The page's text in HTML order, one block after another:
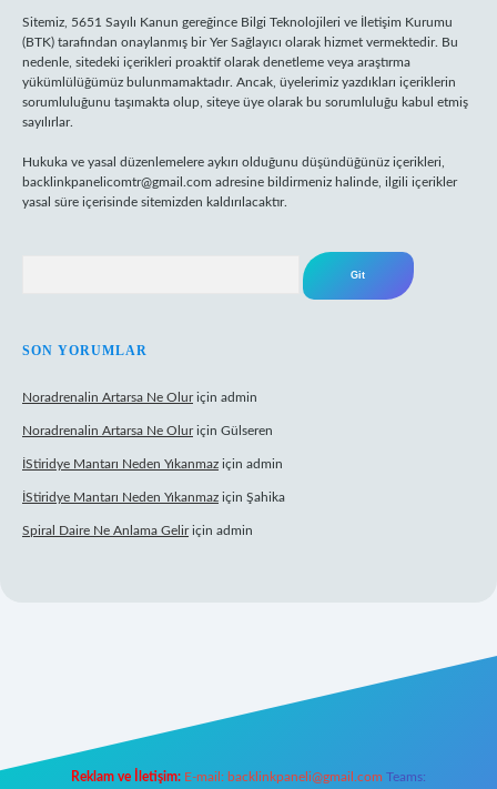
Sitemiz, 5651 Sayılı Kanun gereğince Bilgi Teknolojileri ve İletişim Kurumu
(BTK) tarafından onaylanmış bir Yer Sağlayıcı olarak hizmet vermektedir. Bu
nedenle, sitedeki içerikleri proaktif olarak denetleme veya araştırma
yükümlülüğümüz bulunmamaktadır. Ancak, üyelerimiz yazdıkları içeriklerin
sorumluluğunu taşımakta olup, siteye üye olarak bu sorumluluğu kabul etmiş
sayılırlar.
Hukuka ve yasal düzenlemelere aykırı olduğunu düşündüğünüz içerikleri,
backlinkpanelicomtr@gmail.com adresine bildirmeniz halinde, ilgili içerikler
yasal süre içerisinde sitemizden kaldırılacaktır.
SON YORUMLAR
Noradrenalin Artarsa Ne Oluriçin admin
Noradrenalin Artarsa Ne Oluriçin Gülseren
İStiridye Mantarı Neden Yıkanmaz için admin
İStiridye Mantarı Neden Yıkanmaz için Şahika
Spiral Daire Ne Anlama Geliriçin admin
Reklam ve İletişim: E-mail: backlinkpaneli@gmail.com Teams: